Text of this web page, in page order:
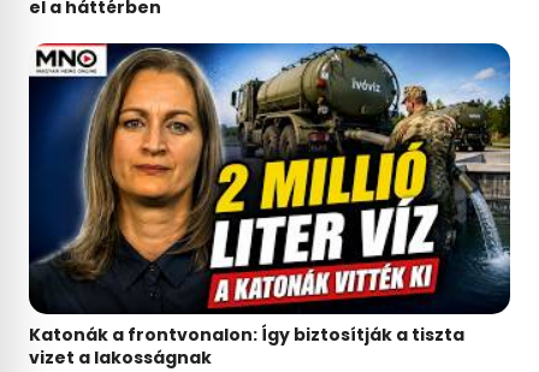
el a háttérben
Katonák a frontvonalon: Így biztosítják a tiszta
vizet a lakosságnak